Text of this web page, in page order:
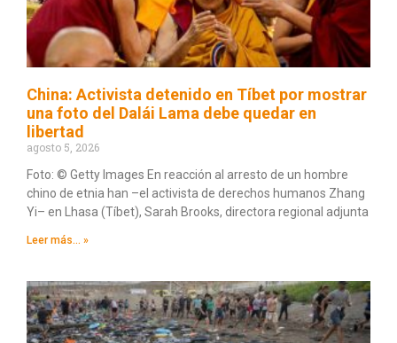
China: Activista detenido en Tíbet por mostrar
una foto del Dalái Lama debe quedar en
libertad
agosto 5, 2026
Foto: © Getty Images En reacción al arresto de un hombre
chino de etnia han –el activista de derechos humanos Zhang
Yi– en Lhasa (Tíbet), Sarah Brooks, directora regional adjunta
Leer más... »